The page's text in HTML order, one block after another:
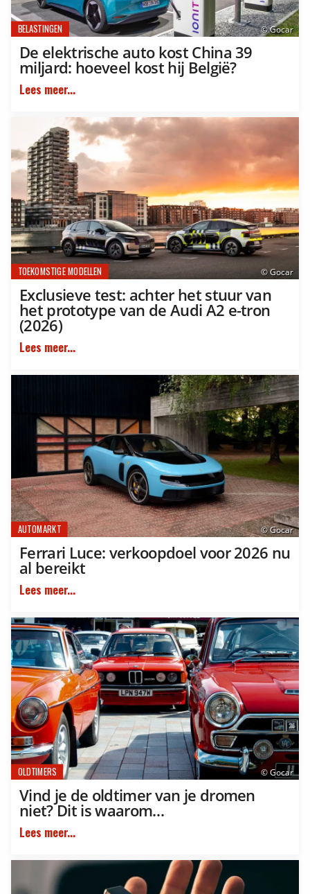
© Gocar
BELASTINGEN
De elektrische auto kost China 39
miljard: hoeveel kost hij België?
Lees meer...
© Gocar
TOEKOMSTIGE MODELLEN
Exclusieve test: achter het stuur van
het prototype van de Audi A2 e-tron
(2026)
Lees meer...
© Gocar
AUTOMARKT
Ferrari Luce: verkoopdoel voor 2026 nu
al bereikt
Lees meer...
© Gocar
OLDTIMERS
Vind je de oldtimer van je dromen
niet? Dit is waarom…
Lees meer...